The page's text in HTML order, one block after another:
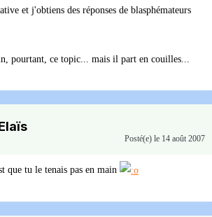
et j'obtiens des réponses de blasphémateurs
pourtant, ce topic... mais il part en couilles...
Posté(e) le 14 août 2007
que tu le tenais pas en main